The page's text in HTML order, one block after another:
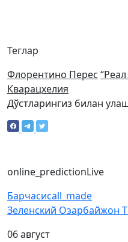
Теглар
Флорентино Перес
Кварацхелия
Дўстларингиз билан
online_predictionLive
Барчасиcall_made
Зеленский Озарбайжон
06 август